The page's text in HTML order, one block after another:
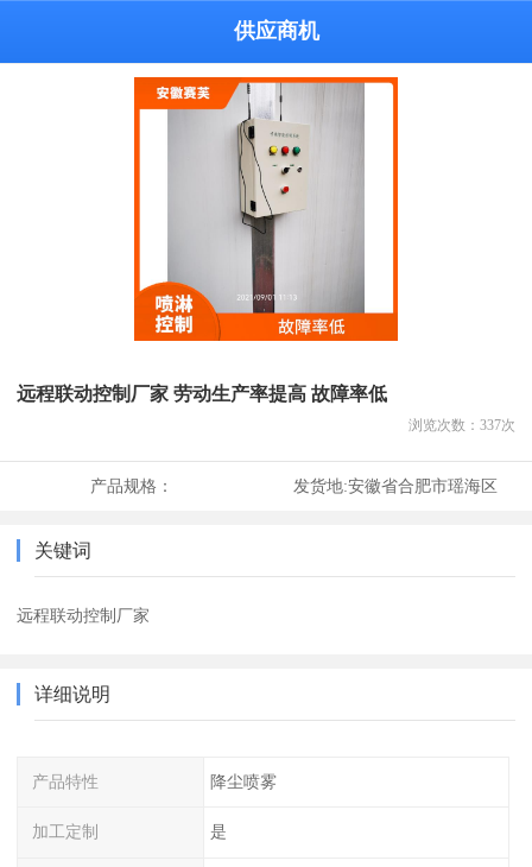
供应商机
远程联动控制厂家 劳动生产率提高 故障率低
浏览次数： 337次
产品规格： 发货地:安徽省合肥市瑶海区
关键词
远程联动控制厂家
详细说明
产品特性 降尘喷雾
加工定制 是